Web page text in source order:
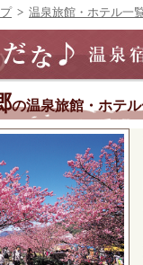
> 温泉旅館・ホテル一
の温泉旅館・ホテ